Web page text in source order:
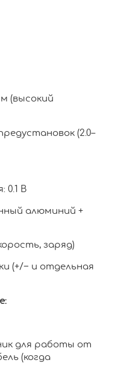
(высокий
(2.0–
0.1 В
алюминий +
заряд)
(+/− и отдельная
для работы от
(когда